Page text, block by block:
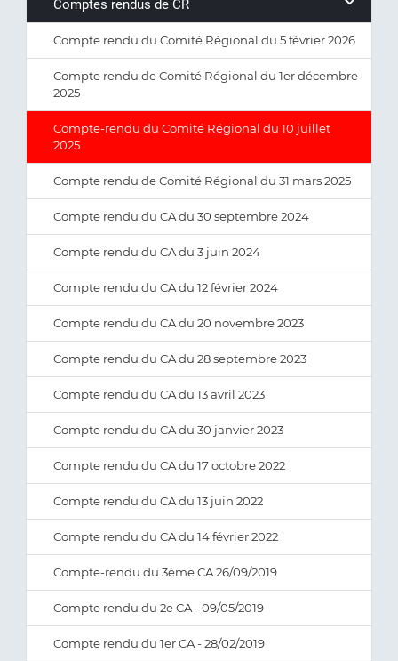
Comptes rendus de CR
Compte rendu du Comité Régional du 5 février 2026
Compte rendu de Comité Régional du 1er décembre
2025
Compte-rendu du Comité Régional du 10 juillet
2025
Compte rendu de Comité Régional du 31 mars 2025
Compte rendu du CA du 30 septembre 2024
Compte rendu du CA du 3 juin 2024
Compte rendu du CA du 12 février 2024
Compte rendu du CA du 20 novembre 2023
Compte rendu du CA du 28 septembre 2023
Compte rendu du CA du 13 avril 2023
Compte rendu du CA du 30 janvier 2023
Compte rendu du CA du 17 octobre 2022
Compte rendu du CA du 13 juin 2022
Compte rendu du CA du 14 février 2022
Compte-rendu du 3ème CA 26/09/2019
Compte rendu du 2e CA - 09/05/2019
Compte rendu du 1er CA - 28/02/2019